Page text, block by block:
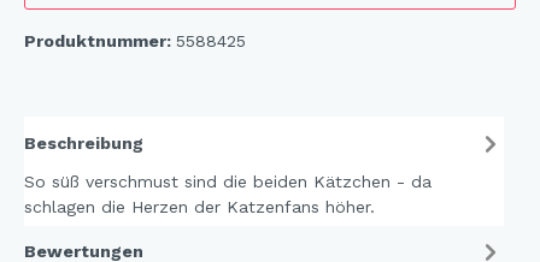
Produktnummer: 5588425
Beschreibung
So süß verschmust sind die beiden Kätzchen - da
schlagen die Herzen der Katzenfans höher.
Bewertungen